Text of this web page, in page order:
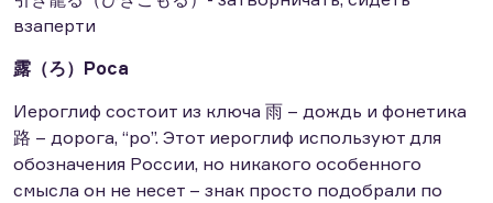
взаперти
露（ろ）Роса
Иероглиф состоит из ключа 雨 – дождь и фонетика
路 – дорога, “ро”. Этот иероглиф используют для
обозначения России, но никакого особенного
смысла он не несет – знак просто подобрали по